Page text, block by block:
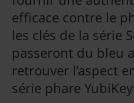
efficace contre le
les clés de la série
passeront du bleu
retrouver l’aspect
série phare